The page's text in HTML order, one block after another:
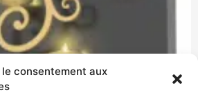
le consentement aux